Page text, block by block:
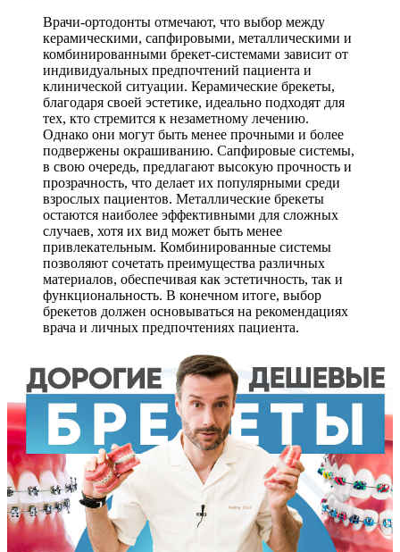
Врачи-ортодонты отмечают, что выбор между
керамическими, сапфировыми, металлическими и
комбинированными брекет-системами зависит от
индивидуальных предпочтений пациента и
клинической ситуации. Керамические брекеты,
благодаря своей эстетике, идеально подходят для
тех, кто стремится к незаметному лечению.
Однако они могут быть менее прочными и более
подвержены окрашиванию. Сапфировые системы,
в свою очередь, предлагают высокую прочность и
прозрачность, что делает их популярными среди
взрослых пациентов. Металлические брекеты
остаются наиболее эффективными для сложных
случаев, хотя их вид может быть менее
привлекательным. Комбинированные системы
позволяют сочетать преимущества различных
материалов, обеспечивая как эстетичность, так и
функциональность. В конечном итоге, выбор
брекетов должен основываться на рекомендациях
врача и личных предпочтениях пациента.